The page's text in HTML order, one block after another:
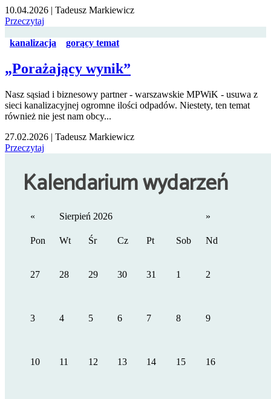
10.04.2026 | Tadeusz Markiewicz
Przeczytaj
kanalizacja gorący temat
„Porażający wynik”
Nasz sąsiad i biznesowy partner - warszawskie MPWiK - usuwa z
sieci kanalizacyjnej ogromne ilości odpadów. Niestety, ten temat
również nie jest nam obcy...
27.02.2026 | Tadeusz Markiewicz
Przeczytaj
Kalendarium wydarzeń
« Sierpień 2026 »
Pon Wt Śr Cz Pt Sob Nd
27 28 29 30 31 1 2
3 4 5 6 7 8 9
10 11 12 13 14 15 16